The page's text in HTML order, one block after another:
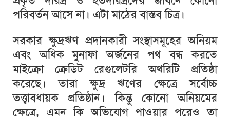
পরিবর্তন আসে না। এটা মাঠের বাস্তব চিত্র।
সরকার ক্ষুদ্রঋণ প্রদানকারী সংস্থাসমূহের অনিয়ম
এবং অধিক মুনাফা অর্জনের পথ বন্ধ করতে
মাইক্রো
ক্রেডিট রেগুলেটরি অথরিটি
প্রতিষ্ঠা
করেছে।
তারা ক্ষুদ্র ঋণের ক্ষেত্রে
সর্বোচ্চ
তত্ত্বাবধায়ক
প্রতিষ্ঠান। কিন্তু কোনো
অনিয়মের
ক্ষেত্রে, এমন কি অভিযোগ পাওয়ার পরেও তা